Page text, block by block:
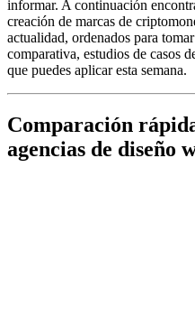
informar. A continuación
creación de marcas de
actualidad, ordenados para
comparativa, estudios de casos
que puedes aplicar esta semana.
Comparación
agencias de diseño